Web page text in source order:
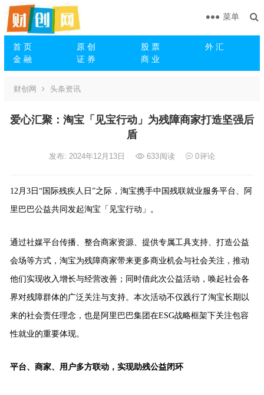
首 页 原 创 股 票
外 汇
金 融
证 券 商 业
菜单
财创网 头条资讯
爱心汇聚：淘宝「见宝行动」为残障商家打造坚强后
盾
发布: 2024年12月13日 633阅读 0评论
12月3日“国际残疾人日”之际，淘宝携手中国残联就业服务平台、阿
里巴巴公益共同发起淘宝「见宝行动」。
通过社媒平台传播、整合商家资源、提供专属工具支持、打造公益
会场等方式，淘宝为残障商家带来更多商业机会与社会关注，推动
他们实现收入增长与经营改善；同时借此次公益活动，唤起社会各
界对残障群体的广泛关注与支持。本次活动不仅践行了淘宝长期以
来的社会责任理念，也是阿里巴巴集团在ESG战略框架下关注包容
性就业的重要体现。
平台、商家、用户多方联动，实现助残公益闭环